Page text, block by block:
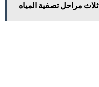
ثلاث مراحل تصفية المياه